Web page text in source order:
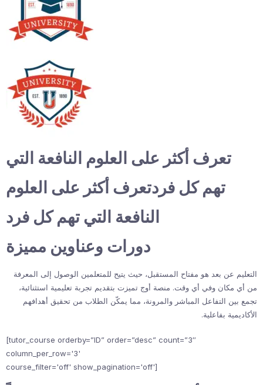
تعرف أكثر على العلوم النافعة التي
تهم كل فردتعرف أكثر على العلوم
النافعة التي تهم كل فرد
دورات وعناوين مميزة
التعليم عن بعد هو مفتاح المستقبل، حيث يتيح للمتعلمين الوصول إلى المعرفة
من أي مكان وفي أي وقت. منصة أوج تميزت بتقديم تجربة تعليمية استثنائية،
تجمع بين التفاعل المباشر والمرونة، مما يمكّن الطلاب من تحقيق أهدافهم
الأكاديمية بفاعلية.
[tutor_course orderby=”ID” order=”desc” count=”3″
column_per_row='3'
course_filter='off' show_pagination='off']